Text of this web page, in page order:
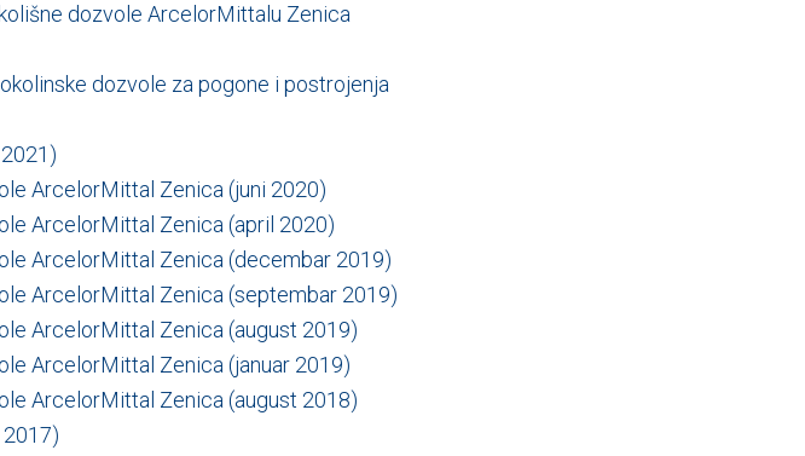
dozvole ArcelorMittalu Zenica
dozvole za pogone i postrojenja
ArcelorMittal Zenica (juni 2020)
ArcelorMittal Zenica (april 2020)
ArcelorMittal Zenica (decembar 2019)
ArcelorMittal Zenica (septembar 2019)
ArcelorMittal Zenica (august 2019)
ArcelorMittal Zenica (januar 2019)
ArcelorMittal Zenica (august 2018)